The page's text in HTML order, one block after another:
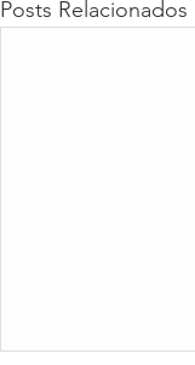
Posts Relacionados